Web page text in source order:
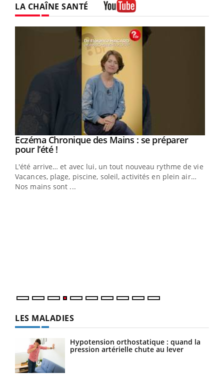
LA CHAÎNE SANTÉ
Youtube
Eczéma Chronique des Mains : se préparer
pour l’été !Youtube
L'été arrive… et avec lui, un tout nouveau rythme de vie !
Vacances, plage, piscine, soleil, activités en plein air…
Nos mains sont ...
LES MALADIES
Hypotension orthostatique : quand la
pression artérielle chute au lever